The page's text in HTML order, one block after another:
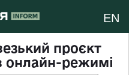
EN
проєкт
онлайн-режимі